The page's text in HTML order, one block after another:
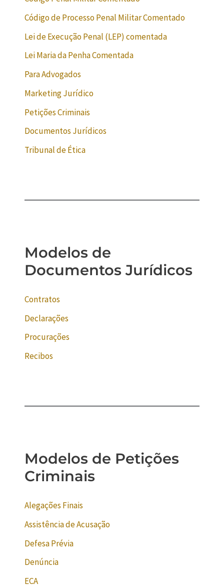
Código de Processo Penal Militar Comentado
Lei de Execução Penal (LEP) comentada
Lei Maria da Penha Comentada
Para Advogados
Marketing Jurídico
Petições Criminais
Documentos Jurídicos
Tribunal de Ética
Modelos de
Documentos Jurídicos
Contratos
Declarações
Procurações
Recibos
Modelos de Petições
Criminais
Alegações Finais
Assistência de Acusação
Defesa Prévia
Denúncia
ECA